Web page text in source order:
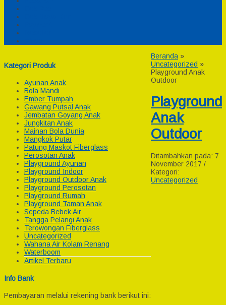
Kategori Produk
Ayunan Anak
Bola Mandi
Ember Tumpah
Gawang Putsal Anak
Jembatan Goyang Anak
Jungkitan Anak
Mainan Bola Dunia
Mangkok Putar
Patung Maskot Fiberglass
Perosotan Anak
Playground Ayunan
Playground Indoor
Playground Outdoor Anak
Playground Perosotan
Playground Rumah
Playground Taman Anak
Sepeda Bebek Air
Tangga Pelangi Anak
Terowongan Fiberglass
Uncategorized
Wahana Air Kolam Renang
Waterboom
Artikel Terbaru
Info Bank
Pembayaran melalui rekening bank berikut ini:
Beranda »
Uncategorized »
Playground Anak
Outdoor
Playground
Anak
Outdoor
Ditambahkan pada: 7
November 2017 /
Kategori:
Uncategorized